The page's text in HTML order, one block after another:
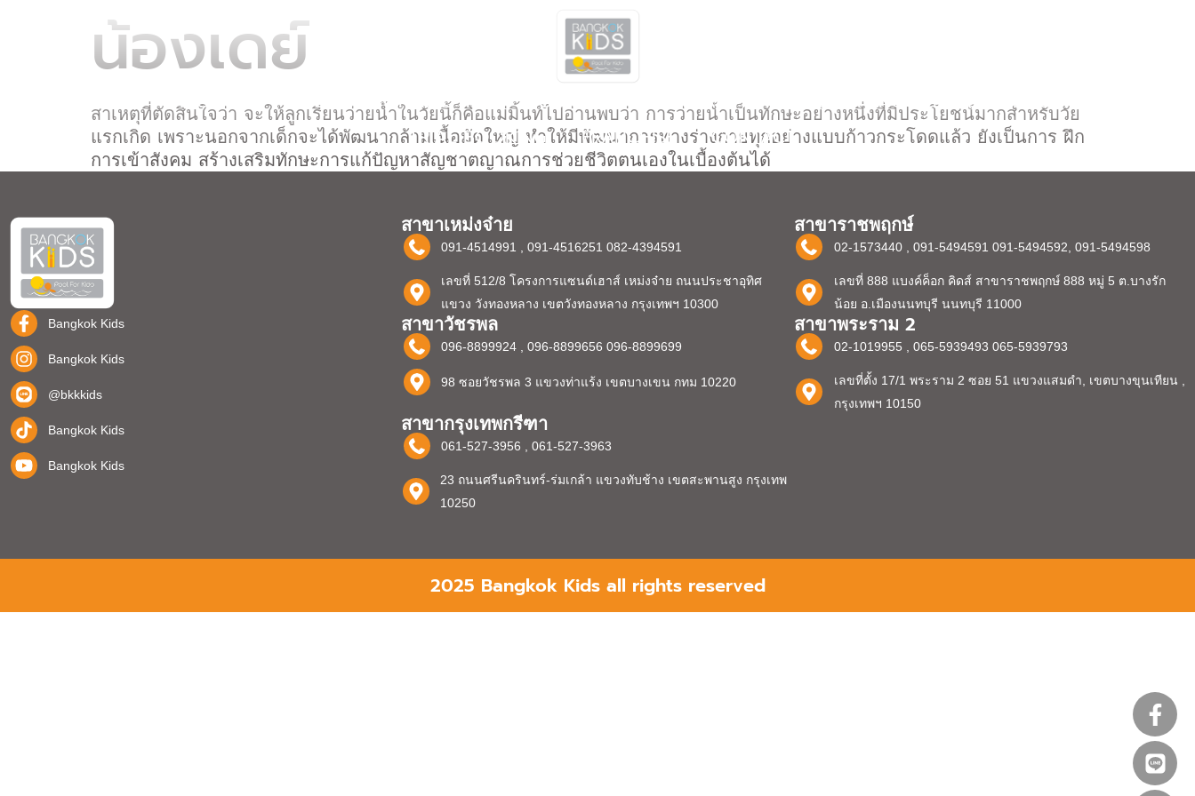
ABOUT US OUR RESPONSIBILITIES COURSES FOR PARENTS BLOG & KNOWLEDGE
LOCATION
TRIAL BOOKING
FRANCHISE CONTACT
น้องเดย์
สาเหตุที่ตัดสินใจว่า จะให้ลูกเรียนว่ายน้ำในวัยนี้ก็คือแม่มิ้นท์ไปอ่านพบว่า การว่ายน้ำเป็นทักษะอย่างหนึ่งที่มีประโยชน์มากสำหรับวัย
แรกเกิด เพราะนอกจากเด็กจะได้พัฒนากล้ามเนื้อมัดใหญ่ ทำให้มีพัฒนาการทางร่างกายทุกอย่างแบบก้าวกระโดดแล้ว ยังเป็นการ ฝึก
การเข้าสังคม สร้างเสริมทักษะการแก้ปัญหาสัญชาตญาณการช่วยชีวิตตนเองในเบื้องต้นได้
Bangkok Kids
Bangkok Kids
@bkkkids
Bangkok Kids
Bangkok Kids
สาขาเหม่งจ๋าย
091-4514991 , 091-4516251 082-4394591
เลขที่ 512/8 โครงการแซนด์เฮาส์ เหม่งจ๋าย ถนนประชาอุทิศ
แขวง วังทองหลาง เขตวังทองหลาง กรุงเทพฯ 10300
สาขาราชพฤกษ์
02-1573440 , 091-5494591 091-5494592, 091-5494598
เลขที่ 888 แบงค์ค็อก คิดส์ สาขาราชพฤกษ์ 888 หมู่ 5 ต.บางรัก
น้อย อ.เมืองนนทบุรี นนทบุรี 11000
สาขาวัชรพล
096-8899924 , 096-8899656 096-8899699
98 ซอยวัชรพล 3 แขวงท่าแร้ง เขตบางเขน กทม 10220
สาขาพระราม 2
02-1019955 , 065-5939493 065-5939793
เลขที่ตั้ง 17/1 พระราม 2 ซอย 51 แขวงแสมดำ, เขตบางขุนเทียน ,
กรุงเทพฯ 10150
สาขากรุงเทพกรีฑา
061-527-3956 , 061-527-3963
23 ถนนศรีนครินทร์-ร่มเกล้า แขวงทับช้าง เขตสะพานสูง กรุงเทพ
10250
2025 Bangkok Kids all rights reserved